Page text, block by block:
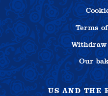
Terms
Our
US AND THE